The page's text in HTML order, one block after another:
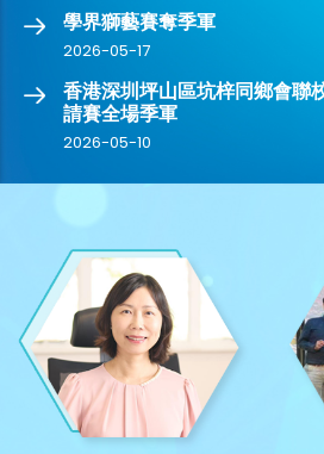
學界獅藝賽奪季軍
2026-05-17
香港深圳坪山區坑梓同鄉會
請賽全場季軍
2026-05-10